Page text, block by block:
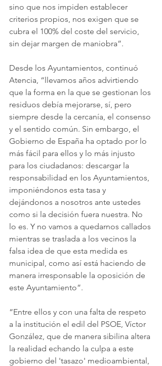
sino que nos impiden establecer
criterios propios, nos exigen que se
cubra el 100% del coste del servicio,
sin dejar margen de maniobra”.
Desde los Ayuntamientos, continuó
Atencia, “llevamos años advirtiendo
que la forma en la que se gestionan los
residuos debía mejorarse, sí, pero
siempre desde la cercanía, el consenso
y el sentido común. Sin embargo, el
Gobierno de España ha optado por lo
más fácil para ellos y lo más injusto
para los ciudadanos: descargar la
responsabilidad en los Ayuntamientos,
imponiéndonos esta tasa y
dejándonos a nosotros ante ustedes
como si la decisión fuera nuestra. No
lo es. Y no vamos a quedarnos callados
mientras se traslada a los vecinos la
falsa idea de que esta medida es
municipal, como así está haciendo de
manera irresponsable la oposición de
este Ayuntamiento”.
“Entre ellos y con una falta de respeto
a la institución el edil del PSOE, Víctor
González, que de manera sibilina altera
la realidad echando la culpa a este
gobierno del 'tasazo' medioambiental,